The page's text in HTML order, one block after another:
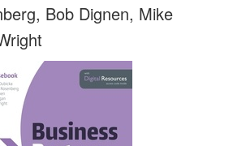
Bob Dignen, Mike